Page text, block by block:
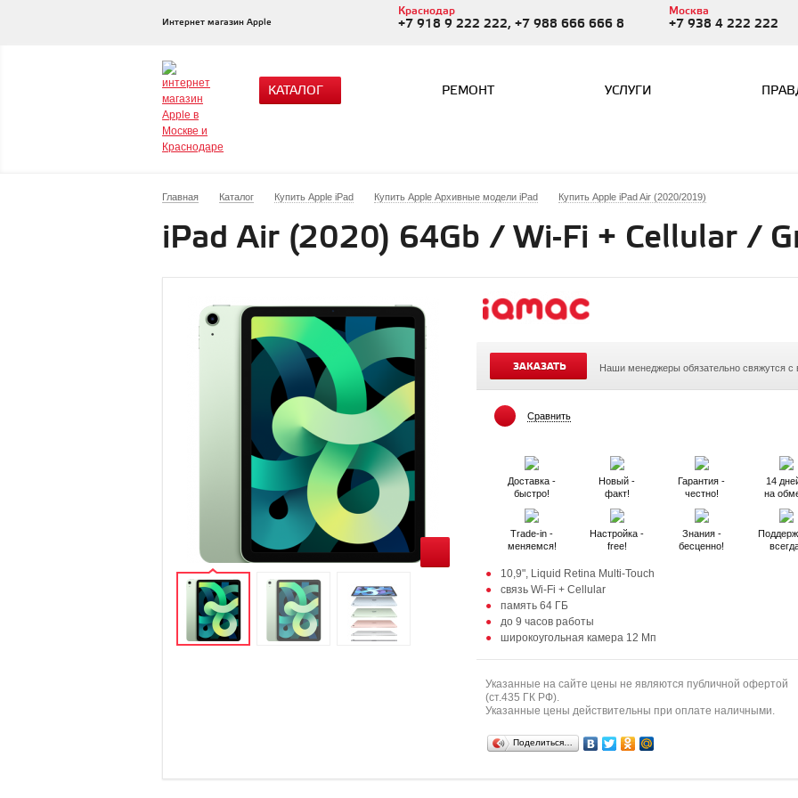
Интернет магазин Apple
Краснодар
+7 918 9 222 222, +7 988 666 666 8
Москва
+7 938 4 222 222
КАТАЛОГ РЕМОНТ УСЛУГИ
Главная Каталог Купить Apple iPad Купить Apple Архивные модели iPad Купить Apple iPad Air (2020/2019)
iPad Air (2020) 64Gb / Wi-Fi + Cellular /
ЗАКАЗАТЬ Наши менеджеры обязательно свяжутся с
Сравнить
Доставка -
быстро!
Новый -
факт!
Гарантия -
честно!
14
на
Trade-in -
меняемся!
Настройка -
free!
Знания -
бесценно!
10,9", Liquid Retina Multi‑Touch
связь Wi-Fi + Cellular
память 64 ГБ
до 9 часов работы
широкоугольная камера 12 Мп
Указанные на сайте цены не являются публичной офертой
(ст.435 ГК РФ).
Указанные цены действительны при оплате наличными.
Поделиться…